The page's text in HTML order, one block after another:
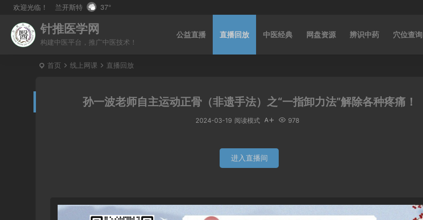
欢迎光临！ 兰开斯特 37°
针推医学网
构建中医平台，推广中医技术！
公益直播 直播回放 中医经典 网盘资源 辨识中药 穴位查询
首页 线上网课 直播回放
孙一波老师自主运动正骨（非遗手法）之“一指卸力法”解除各种疼痛！
2024-03-19 978
阅读模式
进入直播间